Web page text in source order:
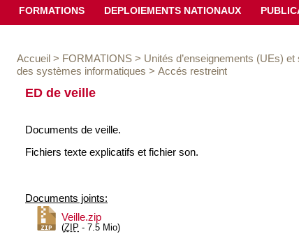
FORMATIONS DEPLOIEMENTS NATIONAUX
Accueil > FORMATIONS > Unités d’enseignements (UEs) et
des systèmes informatiques > Accés restreint
ED de veille
Documents de veille.
Fichiers texte explicatifs et fichier son.
Documents joints:
Veille.zip
(ZIP - 7.5 Mio)